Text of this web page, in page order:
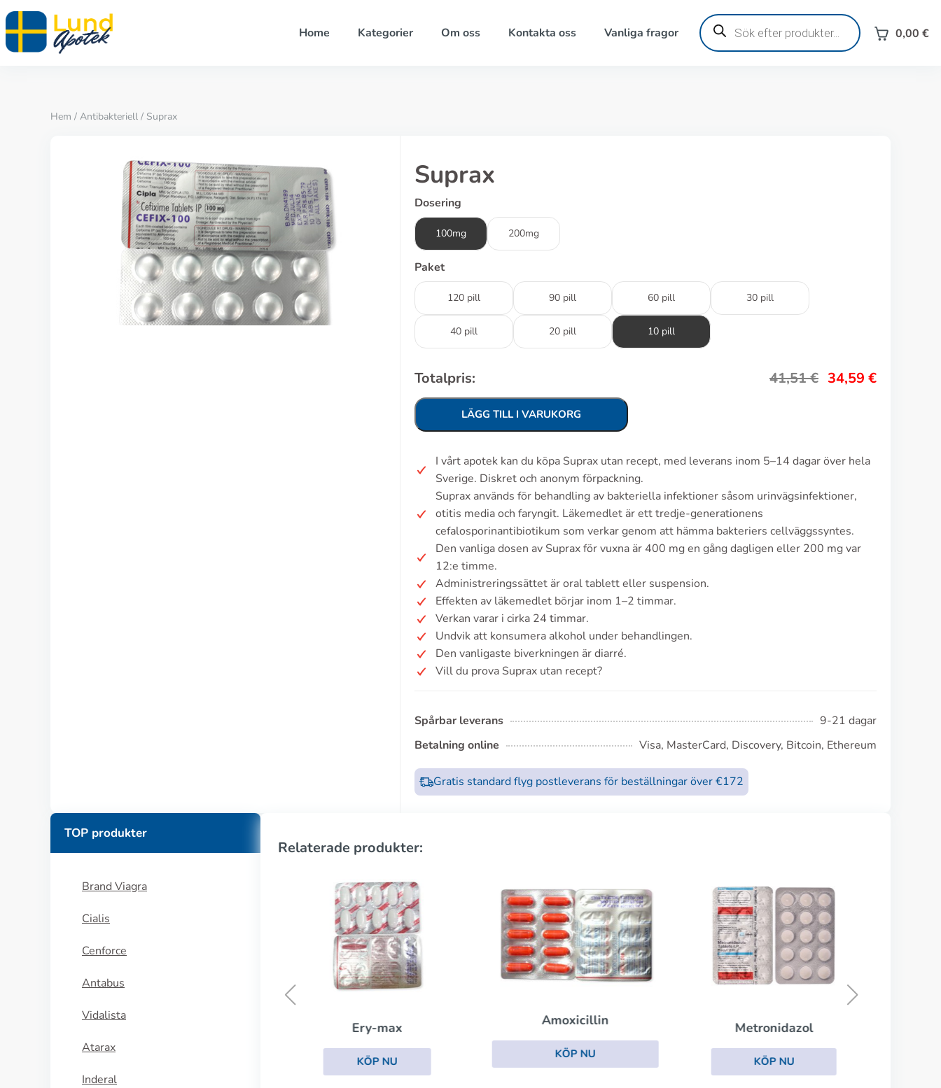
Home Kategorier Om oss Kontakta oss Vanliga fragor
Produktsökning
0,00 €
Hem / Antibakteriell / Suprax
Suprax
Dosering
100mg 200mg
Paket
120 pill 90 pill 60 pill 30 pill
40 pill 20 pill 10 pill
Totalpris: 41,51€ 34,59 €
LÄGG TILL I VARUKORG
I vårt apotek kan du köpa Suprax utan recept, med leverans inom 5–14 dagar över hela
Sverige. Diskret och anonym förpackning.
Suprax används för behandling av bakteriella infektioner såsom urinvägsinfektioner,
otitis media och faryngit. Läkemedlet är ett tredje-generationens
cefalosporinantibiotikum som verkar genom att hämma bakteriers cellväggssyntes.
Den vanliga dosen av Suprax för vuxna är 400 mg en gång dagligen eller 200 mg var
12:e timme.
Administreringssättet är oral tablett eller suspension.
Effekten av läkemedlet börjar inom 1–2 timmar.
Verkan varar i cirka 24 timmar.
Undvik att konsumera alkohol under behandlingen.
Den vanligaste biverkningen är diarré.
Vill du prova Suprax utan recept?
Spårbar leverans
9-21 dagar
Betalning online
Visa, MasterCard, Discovery, Bitcoin, Ethereum
Gratis standard flyg postleverans för beställningar över €172
TOP produkter
Brand Viagra
Cialis
Cenforce
Antabus
Vidalista
Atarax
Inderal
Relaterade produkter:
Ery-max
KÖP NU
Amoxicillin
KÖP NU
Metronidazol
KÖP NU